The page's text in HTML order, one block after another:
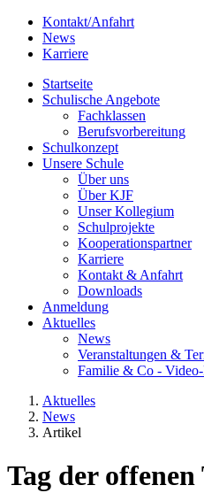
Kontakt/Anfahrt
News
Karriere
Startseite
Schulische Angebote
Fachklassen
Berufsvorbereitung
Schulkonzept
Unsere Schule
Über uns
Über KJF
Unser Kollegium
Schulprojekte
Kooperationspartner
Karriere
Kontakt & Anfahrt
Downloads
Anmeldung
Aktuelles
News
Veranstaltungen &
Familie & Co - Video-
Aktuelles
News
Artikel
Tag der